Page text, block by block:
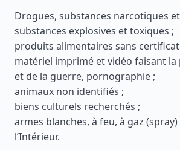
Drogues, substances narcotiques
substances explosives et toxiques ;
produits alimentaires sans
matériel imprimé et vidéo faisant
et de la guerre, pornographie ;
animaux non identifiés ;
biens culturels recherchés ;
armes blanches, à feu, à gaz
l’Intérieur.